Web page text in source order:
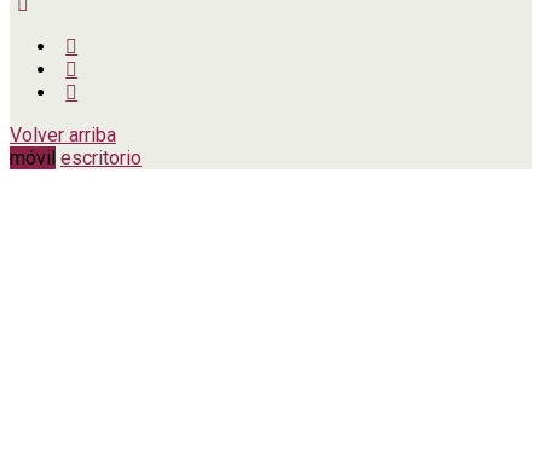
Volver arriba
móvil escritorio